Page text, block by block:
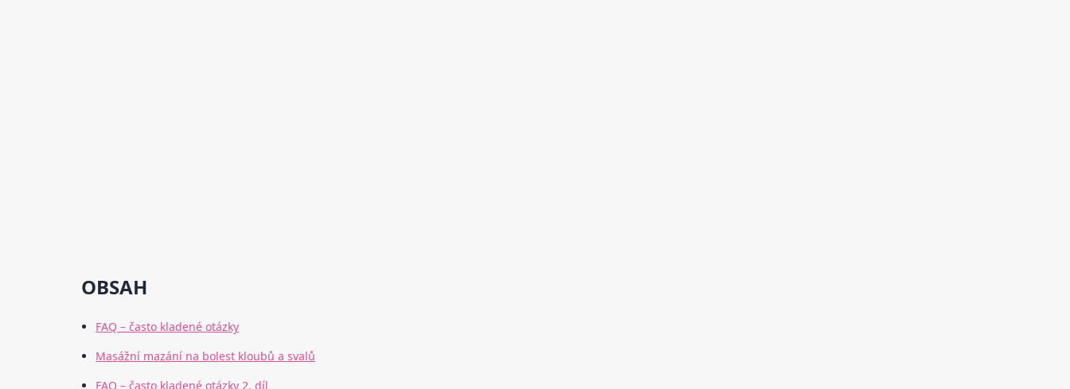
OBSAH
FAQ – často kladené otázky
Masážní mazání na bolest kloubů a svalů
FAQ – často kladené otázky 2. díl